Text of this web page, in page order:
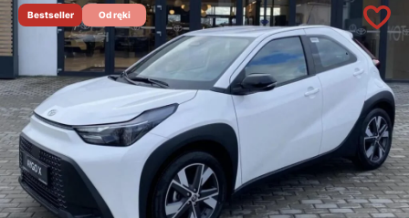
Bestseller Od ręki